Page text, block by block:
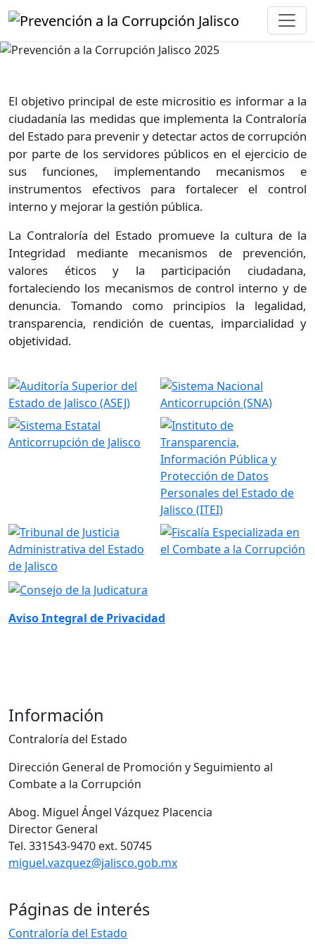
El objetivo principal de este micrositio es informar a la
ciudadanía las medidas que implementa la Contraloría
del Estado para prevenir y detectar actos de corrupción
por parte de los servidores públicos en el ejercicio de
sus funciones, implementando mecanismos e
instrumentos efectivos para fortalecer el control
interno y mejorar la gestión pública.
La Contraloría del Estado promueve la cultura de la
Integridad mediante mecanismos de prevención,
valores éticos y la participación ciudadana,
fortaleciendo los mecanismos de control interno y de
denuncia. Tomando como principios la legalidad,
transparencia, rendición de cuentas, imparcialidad y
objetividad.
Aviso Integral de Privacidad
Información
Contraloría del Estado
Dirección General de Promoción y Seguimiento al
Combate a la Corrupción
Abog. Miguel Ángel Vázquez Placencia
Director General
Tel. 331543-9470 ext. 50745
miguel.vazquez@jalisco.gob.mx
Páginas de interés
Contraloría del Estado